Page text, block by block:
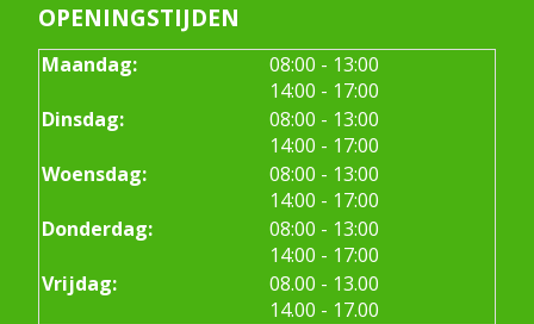
OPENINGSTIJDEN
Maandag: 08:00 tot
- 13:00
14:00 tot
- 17:00
Dinsdag:
08:00 tot
- 13:00
14:00 tot
- 17:00
Woensdag:
08:00 tot
- 13:00
14:00 tot
- 17:00
Donderdag:
08:00 tot
- 13:00
14:00 tot
- 17:00
Vrijdag:
08.00 tot
- 13.00
14.00 tot
- 17.00